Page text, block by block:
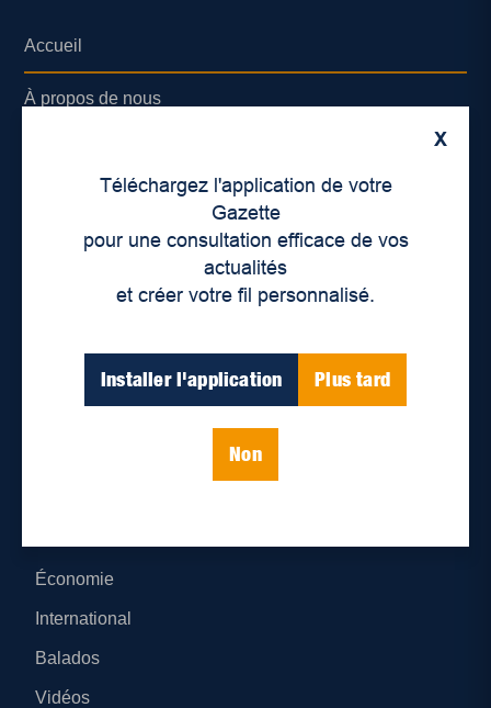
X
Téléchargez l'application de votre
Gazette
pour une consultation efficace de vos
actualités
et créer votre fil personnalisé.
Installer l'application Plus tard
Non
Accueil
À propos de nous
Lieux de distribution
Économie
International
Balados
Vidéos